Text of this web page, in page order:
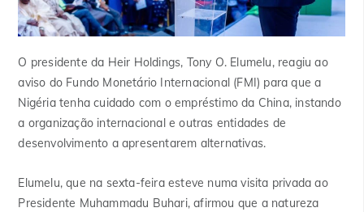
O presidente da Heir Holdings, Tony O. Elumelu, reagiu ao
aviso do Fundo Monetário Internacional (FMI) para que a
Nigéria tenha cuidado com o empréstimo da China, instando
a organização internacional e outras entidades de
desenvolvimento a apresentarem alternativas.
Elumelu, que na sexta-feira esteve numa visita privada ao
Presidente Muhammadu Buhari, afirmou que a natureza